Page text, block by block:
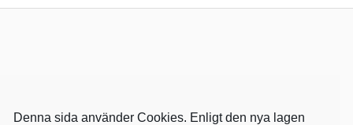
Denna sida använder Cookies. Enligt den nya lagen